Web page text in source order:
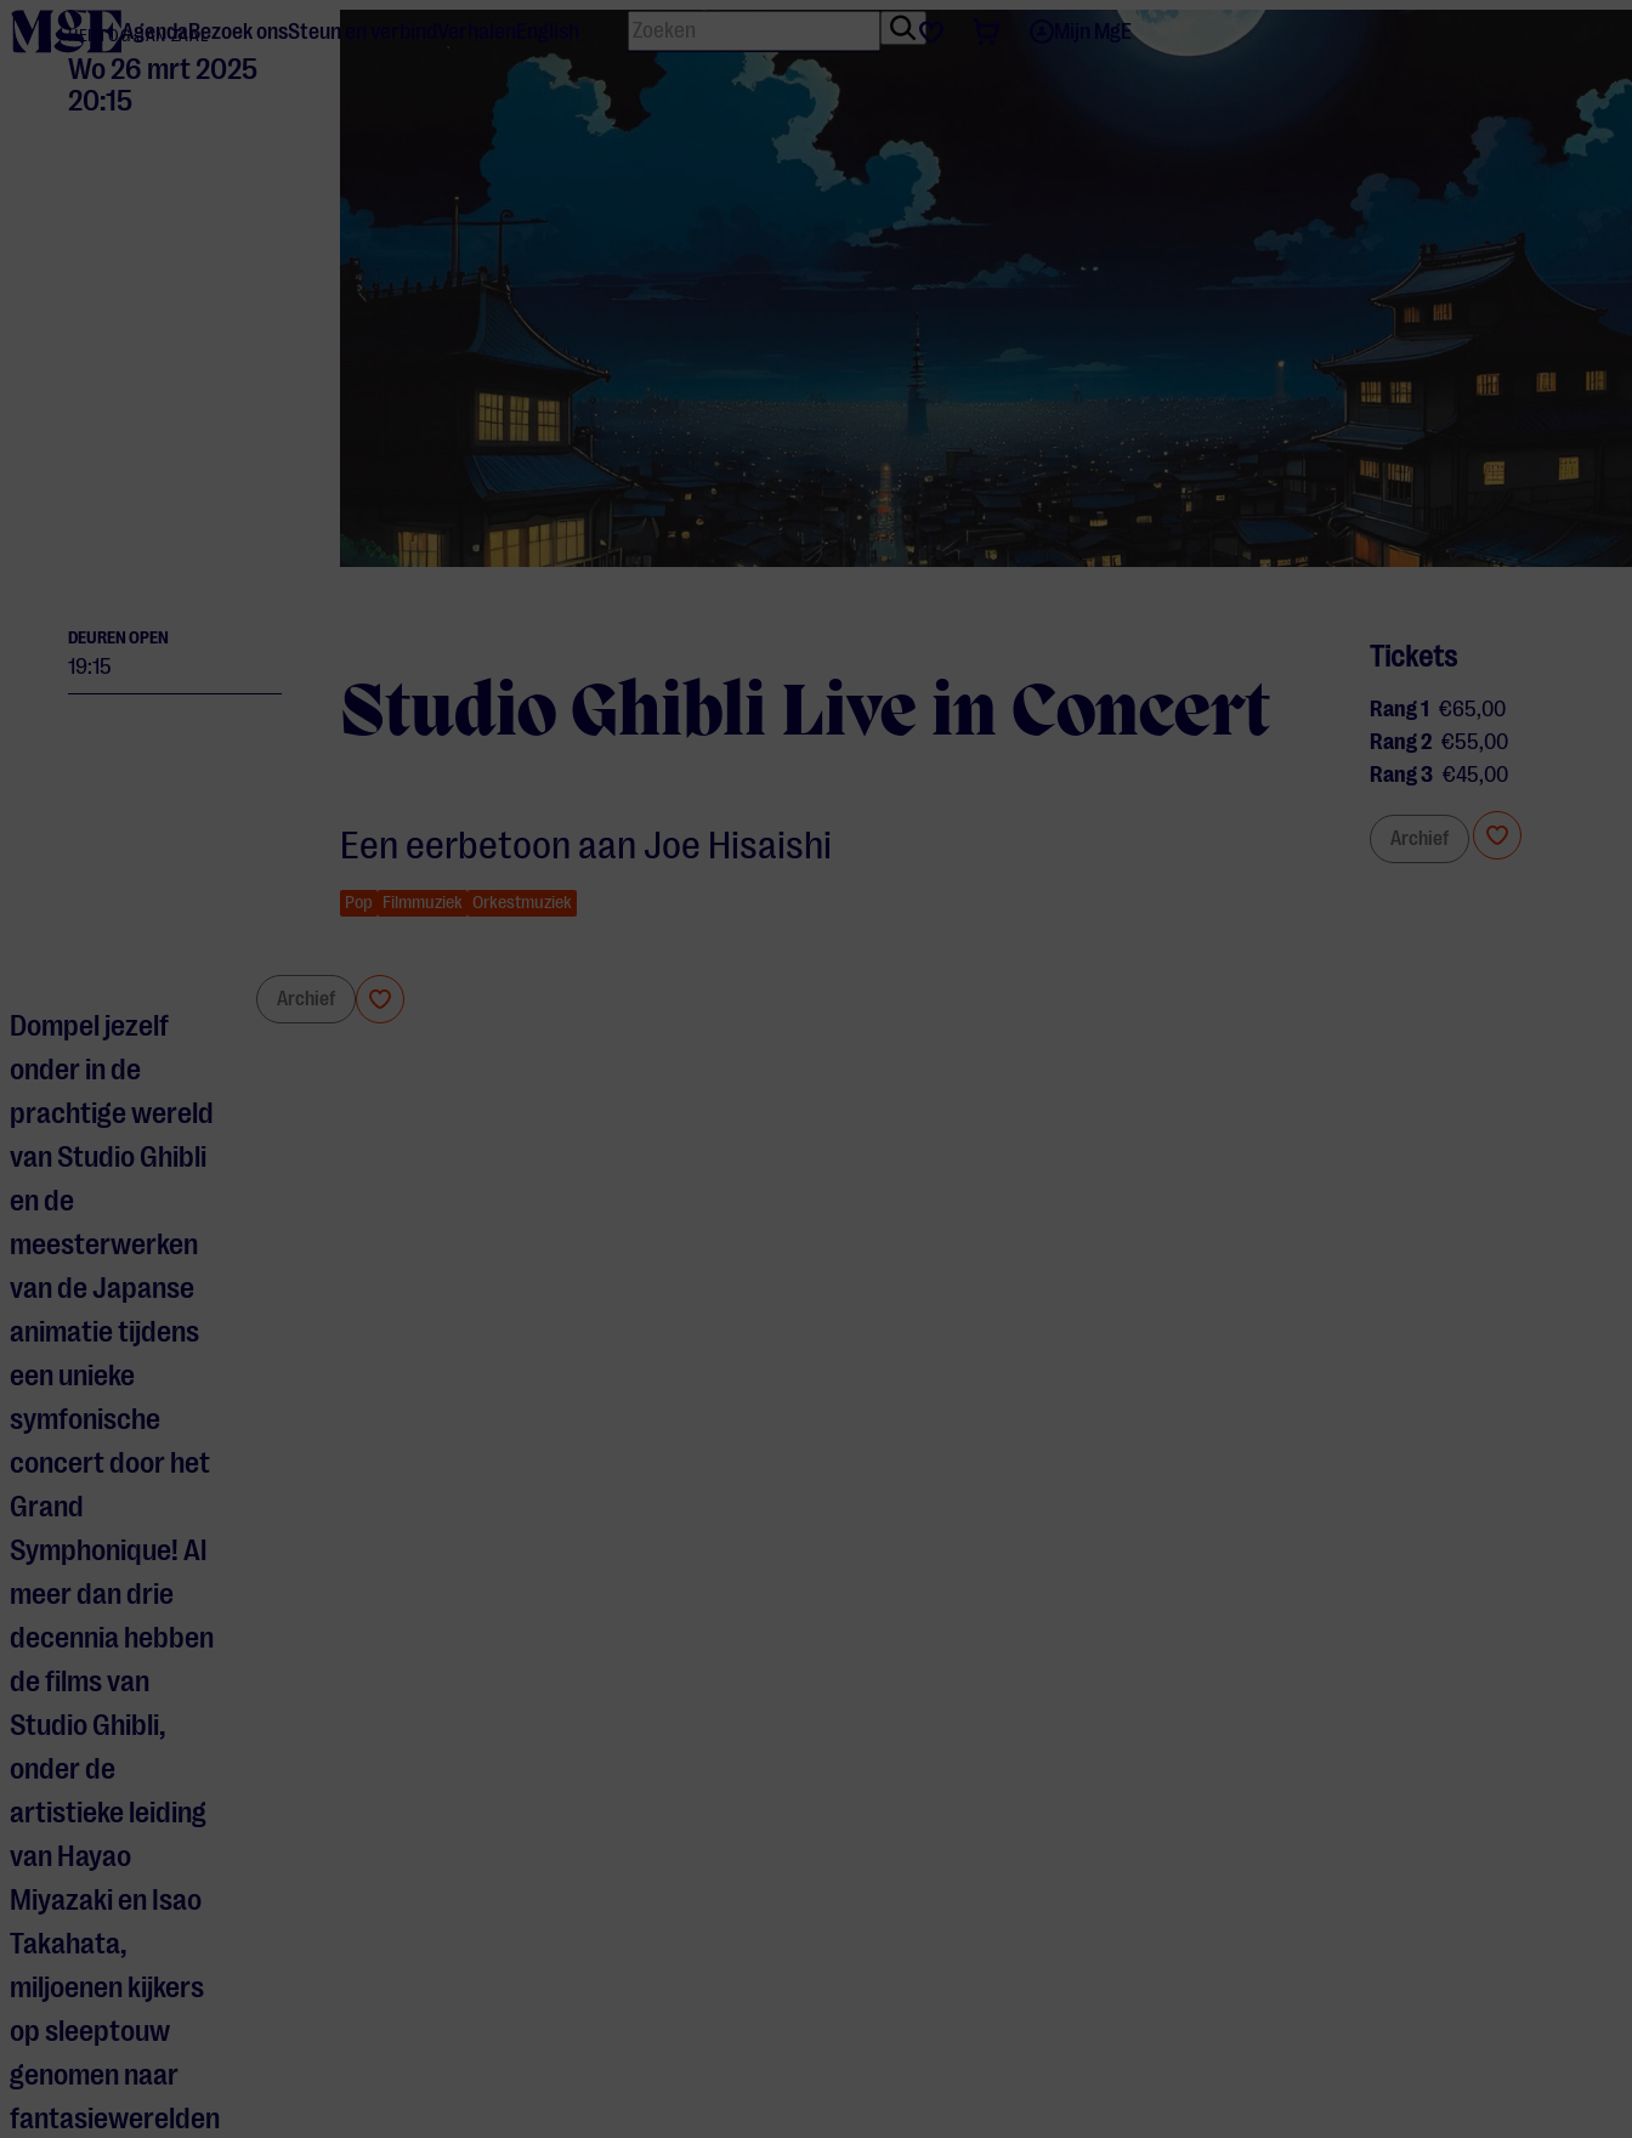
home
AgendaBezoek onsSteun en verbind Zoeken Mijn MgE
HERTOG JAN ZAAL
Wo 26 mrt 2025
20:15
DEUREN OPEN
19:15
Studio Ghibli Live in Concert
Een eerbetoon aan Joe Hisaishi
Pop Filmmuziek Orkestmuziek
Tickets
Rang 1 €65,00
Rang 2 €55,00
Rang 3 €45,00
Archief
Archief
Dompel jezelf
onder in de
prachtige wereld
van Studio Ghibli
en de
meesterwerken
van de Japanse
animatie tijdens
een unieke
symfonische
concert door het
Grand
Symphonique! Al
meer dan drie
decennia hebben
de films van
Studio Ghibli,
onder de
artistieke leiding
van Hayao
Miyazaki en Isao
Takahata,
miljoenen kijkers
op sleeptouw
genomen naar
fantasiewerelden